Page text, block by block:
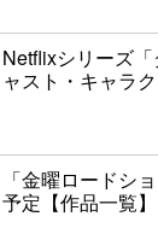
Netflixシリーズ
ャスト・キャラ
「金曜ロードシ
予定【作品一覧】